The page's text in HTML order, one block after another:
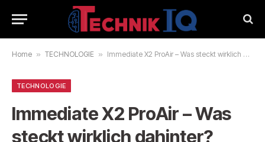
Home » TECHNOLOGIE » Immediate X2 ProAir – Was steckt wirklich dahinter?
TECHNOLOGIE
Immediate X2 ProAir – Was
steckt wirklich dahinter?